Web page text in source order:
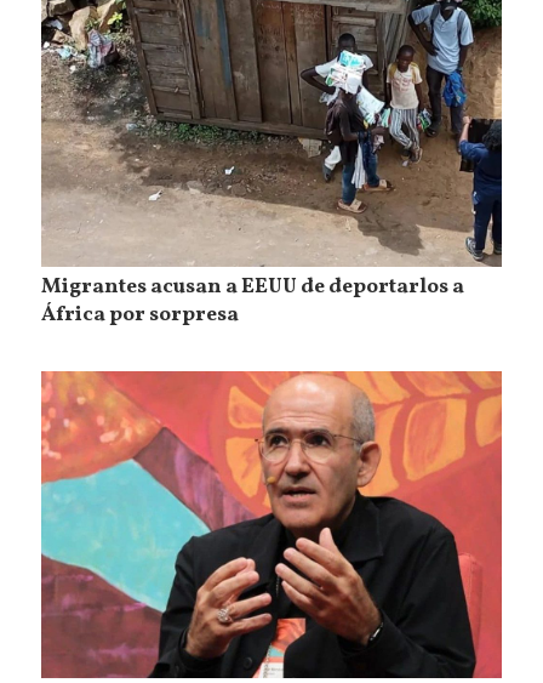
Migrantes acusan a EEUU de deportarlos a
África por sorpresa